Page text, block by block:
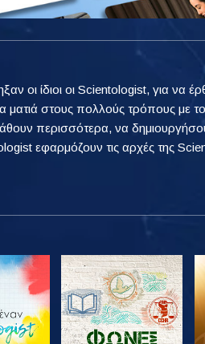
οι ίδιοι οι Scientologist, για
ματιά στους πολλούς τρόπους με
περισσότερα, να
εφαρμόζουν τις αρχές της